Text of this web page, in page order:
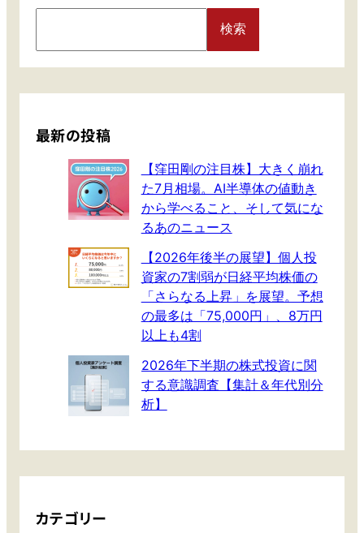
a
c
検索
最新の投稿
【窪田剛の注目株】大きく崩れ
た7月相場。AI半導体の値動き
から学べること、そして気にな
るあのニュース
【2026年後半の展望】個人投
資家の7割弱が日経平均株価の
「さらなる上昇」を展望。予想
の最多は「75,000円」、8万円
以上も4割
2026年下半期の株式投資に関
する意識調査【集計＆年代別分
析】
カテゴリー